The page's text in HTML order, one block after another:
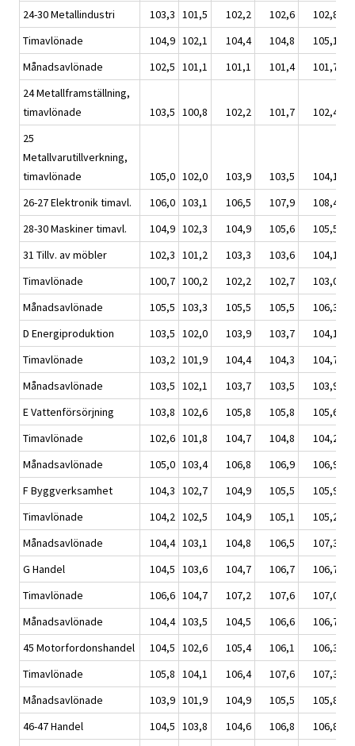
24-30 Metallindustri
103,3 101,5 102,2 102,6
102,8
Timavlönade
104,9 102,1 104,4 104,8
105,1
Månadsavlönade
102,5 101,1 101,1 101,4
101,7
24 Metallframställning,
timavlönade
103,5 100,8 102,2 101,7
102,4
25
Metallvarutillverkning,
timavlönade
105,0 102,0 103,9 103,5
104,1
26-27 Elektronik timavl.
106,0 103,1 106,5 107,9
108,4
28-30 Maskiner timavl.
104,9 102,3 104,9 105,6
105,5
31 Tillv. av möbler
102,3 101,2 103,3 103,6
104,1
Timavlönade
100,7 100,2 102,2 102,7
103,0
Månadsavlönade
105,5 103,3 105,5 105,5
106,3
D Energiproduktion
103,5 102,0 103,9 103,7
104,1
Timavlönade
103,2 101,9 104,4 104,3
104,7
Månadsavlönade
103,5 102,1 103,7 103,5
103,9
E Vattenförsörjning
103,8 102,6 105,8 105,8
105,6
Timavlönade
102,6 101,8 104,7 104,8
104,2
Månadsavlönade
105,0 103,4 106,8 106,9
106,9
F Byggverksamhet
104,3 102,7 104,9 105,5
105,9
Timavlönade
104,2 102,5 104,9 105,1
105,2
Månadsavlönade
104,4 103,1 104,8 106,5
107,3
G Handel
104,5 103,6 104,7 106,7
106,7
Timavlönade
106,6 104,7 107,2 107,6
107,0
Månadsavlönade
104,4 103,5 104,5 106,6
106,7
45 Motorfordonshandel
104,5 102,6 105,4 106,1
106,3
Timavlönade
105,8 104,1 106,4 107,6
107,3
Månadsavlönade
103,9 101,9 104,9 105,5
105,8
46-47 Handel
104,5 103,8 104,6 106,8
106,8